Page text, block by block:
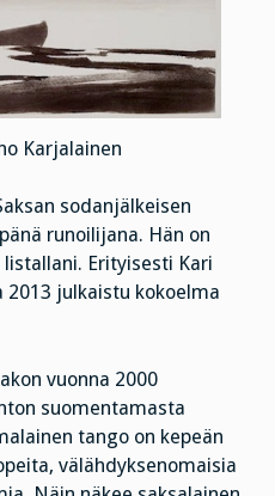
Karjalainen
sodanjälkeisen
runoilijana. Hän on
Erityisesti Kari
julkaistu kokoelma
vuonna 2000
suomentamasta
tango on kepeän
välähdyksenomaisia